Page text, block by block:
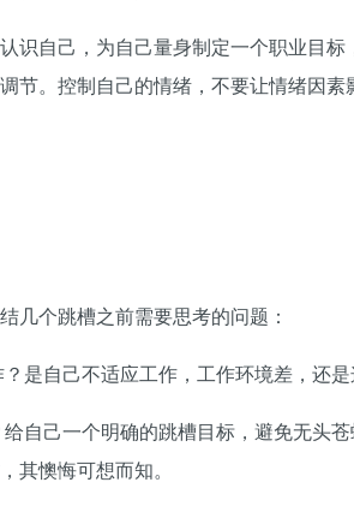
识自己，为自己量身制定一个职业目
节。控制自己的情绪，不要让情绪因素
几个跳槽之前需要思考的问题：
是自己不适应工作，工作环境差，还
自己一个明确的跳槽目标，避免无头
其懊悔可想而知。